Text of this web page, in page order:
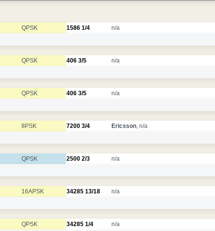
QPSK 1586 1/4 n/a
QPSK 406 3/5 n/a
QPSK 406 3/5 n/a
8PSK 7200 3/4 Ericsson, n/a
QPSK 2500 2/3 n/a
16APSK 34285 13/18 n/a
QPSK 34285 1/4 n/a